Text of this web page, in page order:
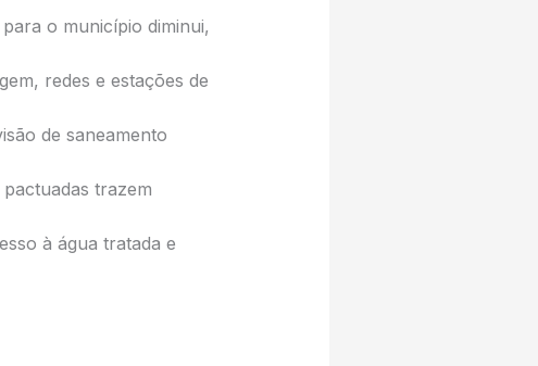
o município diminui,
redes e estações de
de saneamento
trazem
à água tratada e